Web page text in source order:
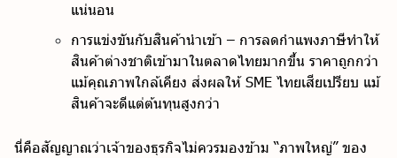
แน่นอน
การแข่งขันกับสินค้านำเข้า – การลดกำแพงภาษีทำให้
สินค้าต่างชาติเข้ามาในตลาดไทยมากขึ้น ราคาถูกกว่า
แม้คุณภาพใกล้เคียง ส่งผลให้ SME ไทยเสียเปรียบ แม้
สินค้าจะดีแต่ต้นทุนสูงกว่า
นี่คือสัญญาณว่าเจ้าของธุรกิจไม่ควรมองข้าม “ภาพใหญ่” ของ